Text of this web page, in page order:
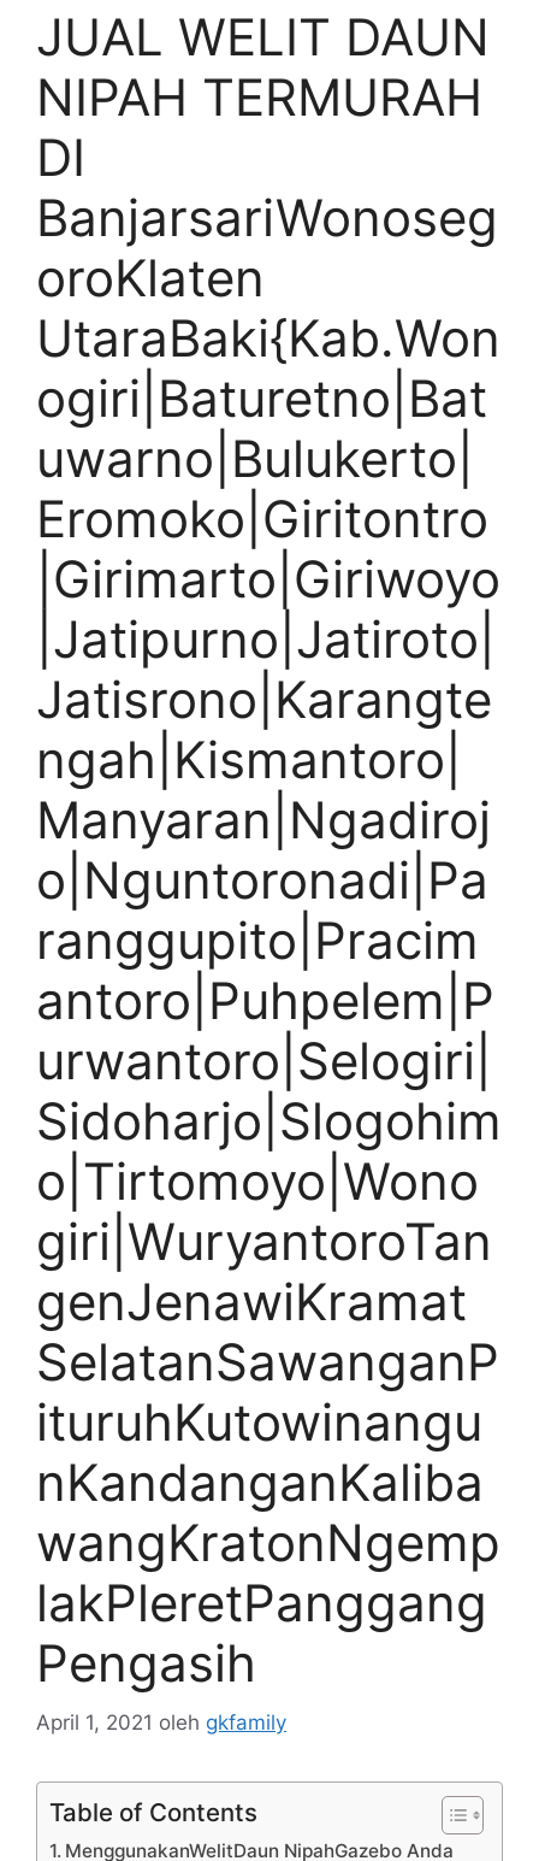
JUAL WELIT DAUN
NIPAH TERMURAH
DI
BanjarsariWonoseg
oroKlaten
UtaraBaki{Kab.Won
ogiri|Baturetno|Bat
uwarno|Bulukerto|
Eromoko|Giritontro
|Girimarto|Giriwoyo
|Jatipurno|Jatiroto|
Jatisrono|Karangte
ngah|Kismantoro|
Manyaran|Ngadiroj
o|Nguntoronadi|Pa
ranggupito|Pracim
antoro|Puhpelem|P
urwantoro|Selogiri|
Sidoharjo|Slogohim
o|Tirtomoyo|Wono
giri|WuryantoroTan
genJenawiKramat
SelatanSawanganP
ituruhKutowinangu
nKandanganKaliba
wangKratonNgemp
lakPleretPanggang
Pengasih
April 1, 2021 oleh gkfamily
Table of Contents
MenggunakanWelitDaun NipahGazebo Anda